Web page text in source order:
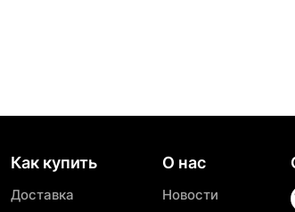
Как купить
Доставка
О нас
Новости